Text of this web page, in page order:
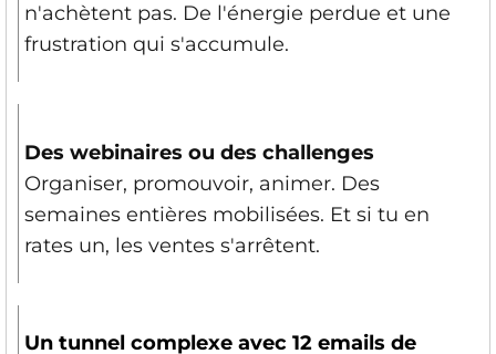
n'achètent pas. De l'énergie perdue et une
frustration qui s'accumule.
Des webinaires ou des challenges
Organiser, promouvoir, animer. Des
semaines entières mobilisées. Et si tu en
rates un, les ventes s'arrêtent.
Un tunnel complexe avec 12 emails de